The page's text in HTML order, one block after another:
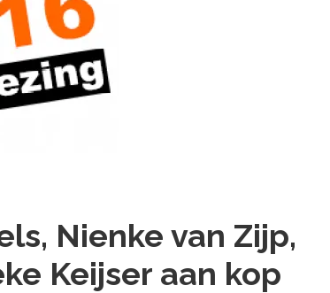
Nienke van Zijp,
Keijser aan kop